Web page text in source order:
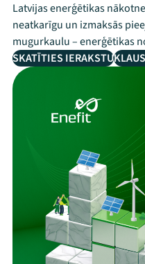
Latvijas enerģētikas
neatkarīgu un izmaksās
mugurkaulu – enerģētikas
SKATĪTIES IERAKSTU